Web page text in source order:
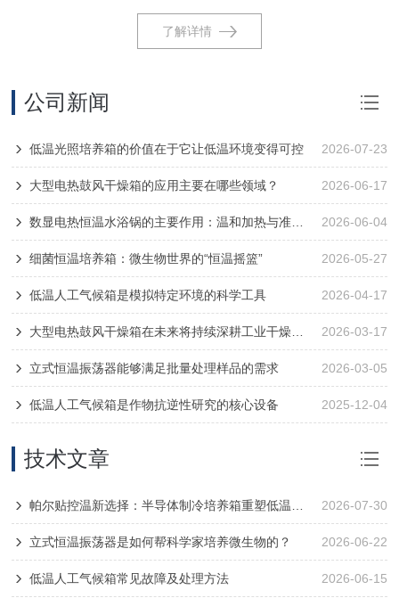
布世界各地，包括德国，法国，波兰，俄罗斯，荷兰，土耳其，
了解详情
公司新闻
低温光照培养箱的价值在于它让低温环境变得可控 2026-07-23
大型电热鼓风干燥箱的应用主要在哪些领域？ 2026-06-17
数显电热恒温水浴锅的主要作用：温和加热与准确控温 2026-06-04
细菌恒温培养箱：微生物世界的“恒温摇篮” 2026-05-27
低温人工气候箱是模拟特定环境的科学工具 2026-04-17
大型电热鼓风干燥箱在未来将持续深耕工业干燥领域 2026-03-17
立式恒温振荡器能够满足批量处理样品的需求 2026-03-05
低温人工气候箱是作物抗逆性研究的核心设备 2025-12-04
技术文章
帕尔贴控温新选择：半导体制冷培养箱重塑低温实验环境 2026-07-30
立式恒温振荡器是如何帮科学家培养微生物的？ 2026-06-22
低温人工气候箱常见故障及处理方法 2026-06-15